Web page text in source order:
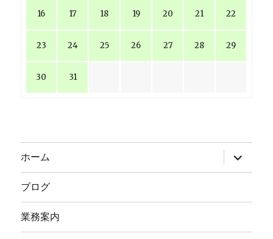
16 17 18 19 20 21 22
23 24 25 26 27 28 29
30 31
ホーム
サ
ブ
メ
ー
開
ブログ
業務案内